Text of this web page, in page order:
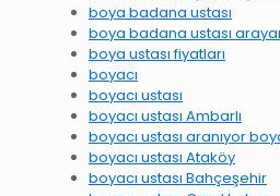
boya badana ustası
boya badana ustası
boya ustası fiyatları
boyacı
boyacı ustası
boyacı ustası Ambarlı
boyacı ustası aranıyor
boyacı ustası Ataköy
boyacı ustası Bahçeşehir